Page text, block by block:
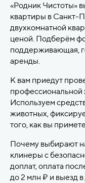
«Родник Чистоты»
квартиры в Санкт-
двухкомнатной
ценой. Подберём
поддерживающая,
аренды.
К вам приедут
профессиональной
Используем
животных,
того, как вы
Почему выбирают
клинеры с
доплат, оплата
до 2 млн ₽ и выезд